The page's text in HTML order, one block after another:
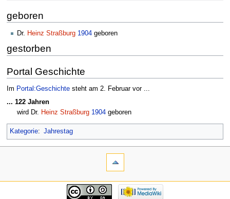
geboren
Dr. Heinz Straßburg 1904 geboren
gestorben
Portal Geschichte
Im Portal:Geschichtesteht am 2. Februar vor ...
... 122 Jahren
wird Dr. Heinz Straßburg 1904 geboren
Kategorie: Jahrestag